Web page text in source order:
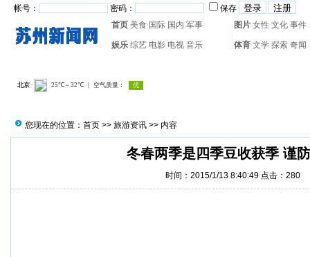
帐号： 密码：
保存
首页 美食 国际 国内 军事 图片 女性 文化 事件
娱乐 综艺 电影 电视 音乐 体育 文学 探索 奇闻
您现在的位置： 首页 >> 旅游资讯 >> 内容
冬春两季是四季豆收获季 谨
时间：2015/1/13 8:40:49 点击： 280